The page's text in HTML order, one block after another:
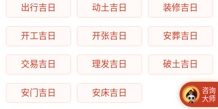
出行吉日 动土吉日 装修吉日
开工吉日 开张吉日 安葬吉日
交易吉日 理发吉日 破土吉日
安门吉日 安床吉日
咨询
大师